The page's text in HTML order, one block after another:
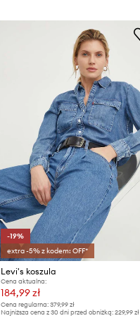
-19%
extra -5% z kodem: OFF*
Levi's koszula
Cena aktualna:
184,99 zł
Cena regularna:379,99 zł
Najniższa cena z 30 dni przed obniżką:229,99 zł